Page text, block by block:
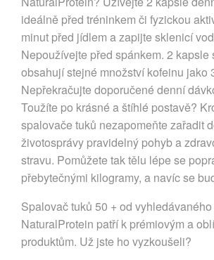
ideálně před tréninkem či fyzickou
minut před jídlem a zapijte sklenicí
Nepoužívejte před spánkem. 2 kapsle
obsahují stejné množství kofeinu jako
Nepřekračujte doporučené denní
Toužíte po krásné a štíhlé postavě?
spalovače tuků nezapomeňte zařadit
životosprávy pravidelný pohyb a
stravu. Pomůžete tak tělu lépe se
přebytečnými kilogramy, a navíc se
Spalovač tuků 50 + od
NaturalProtein patří k prémiovým a
produktům. Už jste ho vyzkoušeli?